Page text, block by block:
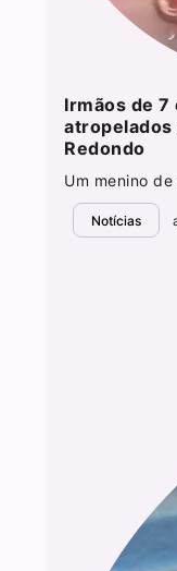
Irmãos de 7
atropelados
Redondo
Um menino
Notícias